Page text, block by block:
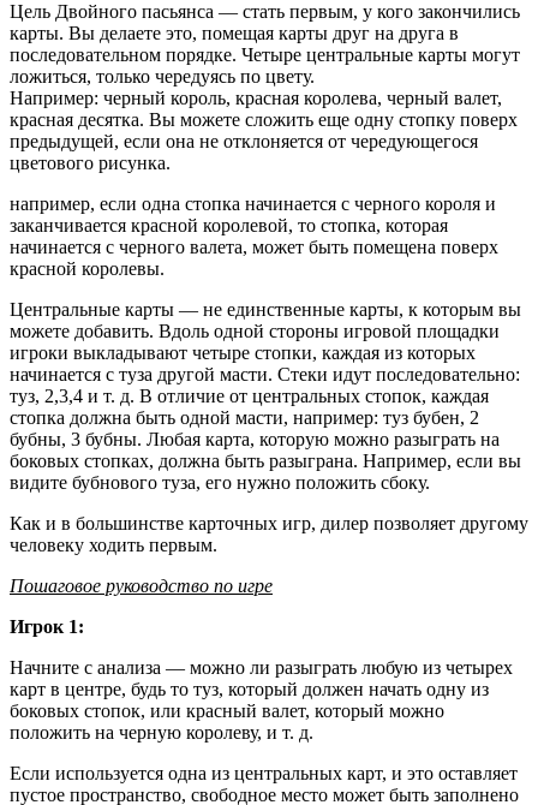
Цель Двойного пасьянса — стать первым, у кого закончились
карты. Вы делаете это, помещая карты друг на друга в
последовательном порядке. Четыре центральные карты могут
ложиться, только чередуясь по цвету.
Например: черный король, красная королева, черный валет,
красная десятка. Вы можете сложить еще одну стопку поверх
предыдущей, если она не отклоняется от чередующегося
цветового рисунка.
например, если одна стопка начинается с черного короля и
заканчивается красной королевой, то стопка, которая
начинается с черного валета, может быть помещена поверх
красной королевы.
Центральные карты — не единственные карты, к которым вы
можете добавить. Вдоль одной стороны игровой площадки
игроки выкладывают четыре стопки, каждая из которых
начинается с туза другой масти. Стеки идут последовательно:
туз, 2,3,4 и т. д. В отличие от центральных стопок, каждая
стопка должна быть одной масти, например: туз бубен, 2
бубны, 3 бубны. Любая карта, которую можно разыграть на
боковых стопках, должна быть разыграна. Например, если вы
видите бубнового туза, его нужно положить сбоку.
Как и в большинстве карточных игр, дилер позволяет другому
человеку ходить первым.
Пошаговое руководство по игре
Игрок 1:
Начните с анализа — можно ли разыграть любую из четырех
карт в центре, будь то туз, который должен начать одну из
боковых стопок, или красный валет, который можно
положить на черную королеву, и т. д.
Если используется одна из центральных карт, и это оставляет
пустое пространство, свободное место может быть заполнено